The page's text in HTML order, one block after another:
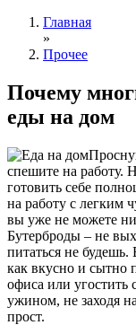
Главная
»
Прочее
Почему
еды на дом
спешите на работу.
готовить себе
на работу с легким
вы уже не можете
Бутерброды – не
питаться не
как вкусно и сытно
офиса или
ужином, не заходя
прост.